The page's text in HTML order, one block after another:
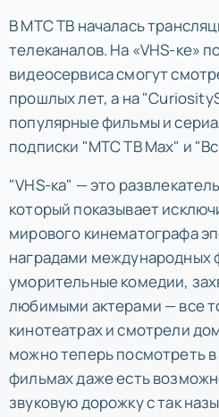
В МТС ТВ началась
телеканалов. На «VHS-ке»
видеосервиса смогут
прошлых лет, а на
популярные фильмы и
подписки "МТС ТВ Max" и
"VHS-ка" — это
который показывает
мирового кинематографа
наградами международных
уморительные комедии,
любимыми актерами — все
кинотеатрах и смотрели
можно теперь посмотреть
фильмах даже есть
звуковую дорожку с так